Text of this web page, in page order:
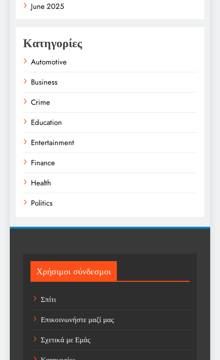
June 2025
Κατηγορίες
Automotive
Business
Crime
Education
Entertainment
Finance
Health
Politics
Sport
Sports
Technology
Trending
Weather
Χρήσιμοι σύνδεσμοι
Σπίτι
Επικοινωνήστε μαζί μας
Σχετικά με Εμάς